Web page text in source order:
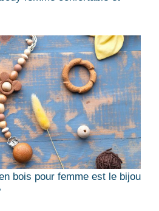
bois pour femme est le bijou